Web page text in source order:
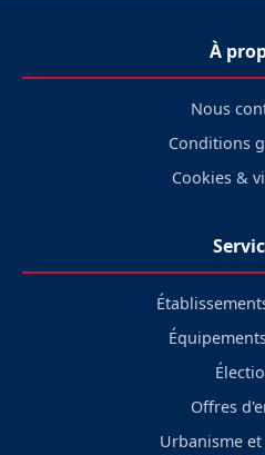
À
Nous
Conditions
Cookies &
Offres
Urbanisme